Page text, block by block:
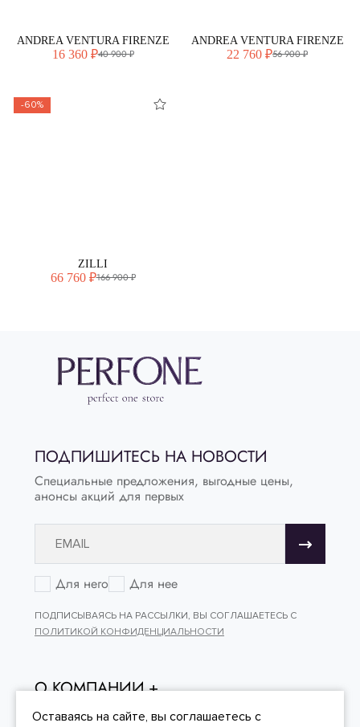
ANDREA VENTURA FIRENZE
16 360 ₽40 900 ₽
ANDREA VENTURA FIRENZE
22 760 ₽56 900 ₽
-60%
ZILLI
66 760 ₽166 900 ₽
ПОДПИШИТЕСЬ НА НОВОСТИ
Специальные предложения, выгодные цены,
анонсы акций для первых
Для него Для нее
ПОДПИСЫВАЯСЬ НА РАССЫЛКИ, ВЫ СОГЛАШАЕТЕСЬ С
ПОЛИТИКОЙ КОНФИДЕНЦИАЛЬНОСТИ
О КОМПАНИИ
ОНЛАЙН - ПОКУПКИ
Оставаясь на сайте, вы соглашаетесь с